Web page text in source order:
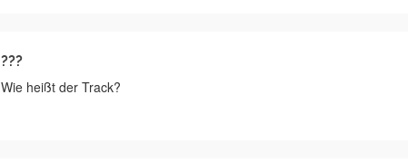
???
Wie heißt der Track?